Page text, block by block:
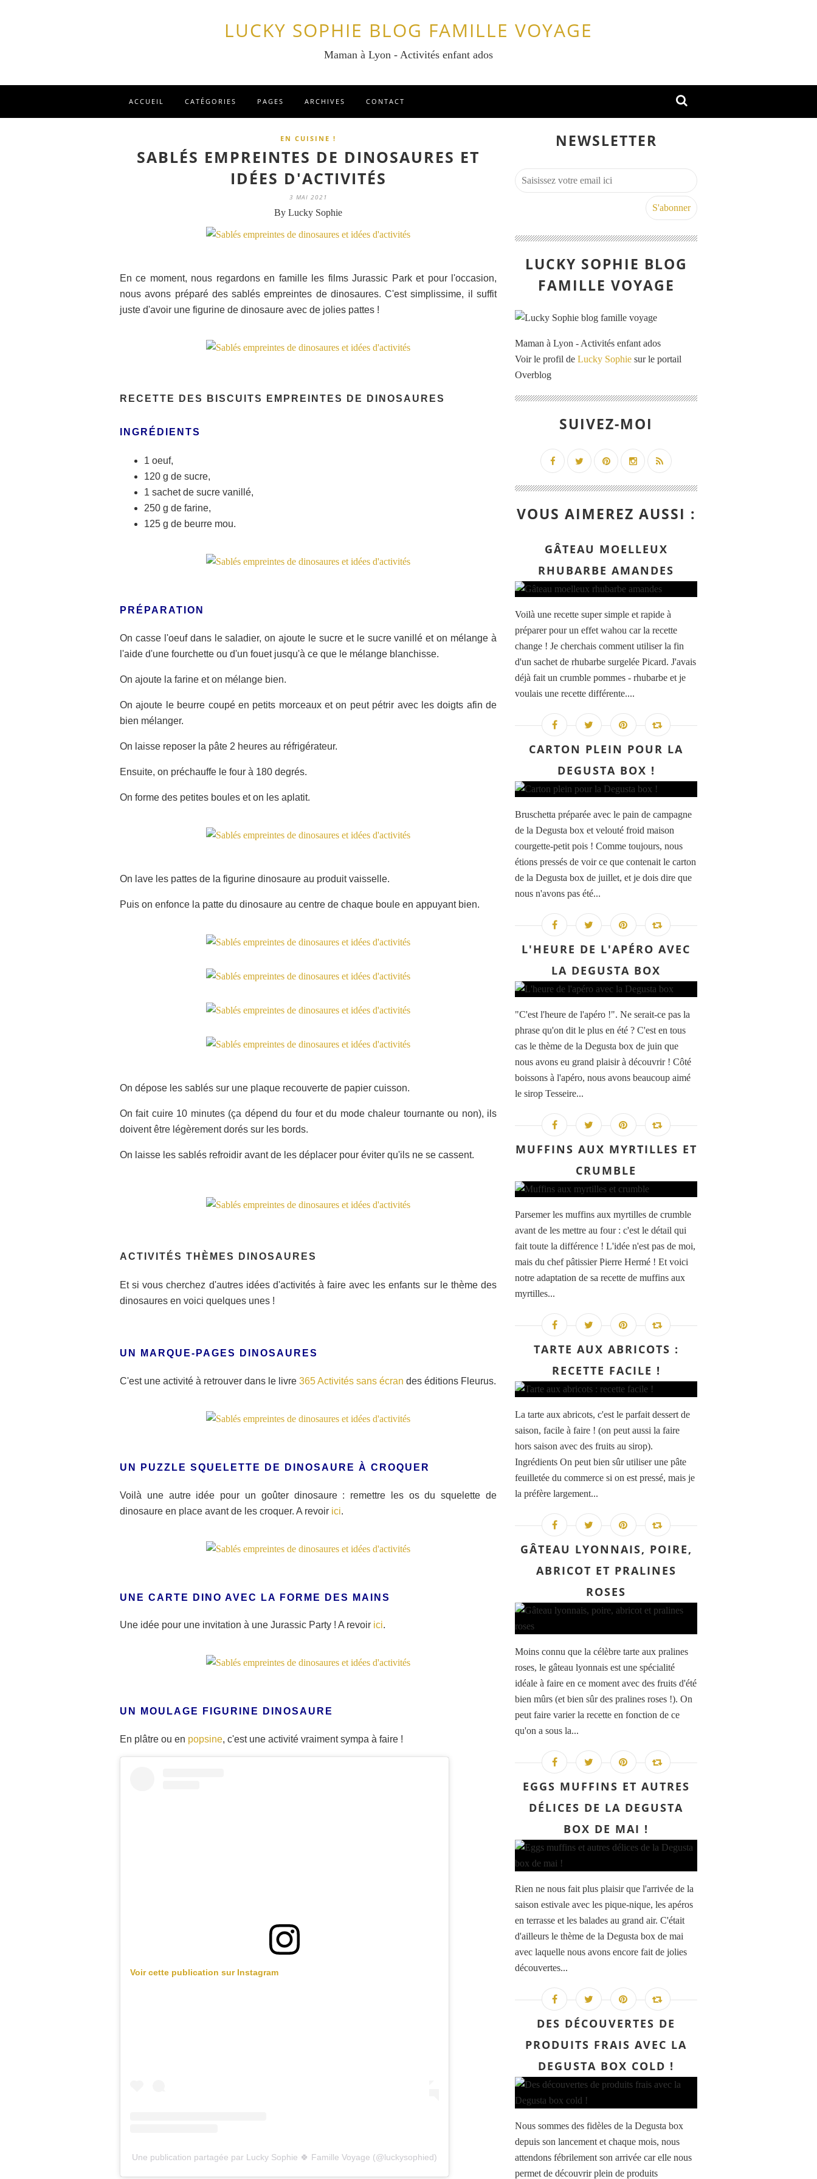
LUCKY SOPHIE BLOG FAMILLE VOYAGE
Maman à Lyon - Activités enfant ados
ACCUEIL CATÉGORIES PAGES ARCHIVES CONTACT
EN CUISINE !
SABLÉS EMPREINTES DE DINOSAURES ET
IDÉES D'ACTIVITÉS
3 MAI 2021
By Lucky Sophie
En ce moment, nous regardons en famille les films Jurassic Park et pour l'occasion,
nous avons préparé des sablés empreintes de dinosaures. C'est simplissime, il suffit
juste d'avoir une figurine de dinosaure avec de jolies pattes !
RECETTE DES BISCUITS EMPREINTES DE DINOSAURES
INGRÉDIENTS
1 oeuf,
120 g de sucre,
1 sachet de sucre vanillé,
250 g de farine,
125 g de beurre mou.
PRÉPARATION
On casse l'oeuf dans le saladier, on ajoute le sucre et le sucre vanillé et on mélange à
l'aide d'une fourchette ou d'un fouet jusqu'à ce que le mélange blanchisse.
On ajoute la farine et on mélange bien.
On ajoute le beurre coupé en petits morceaux et on peut pétrir avec les doigts afin de
bien mélanger.
On laisse reposer la pâte 2 heures au réfrigérateur.
Ensuite, on préchauffe le four à 180 degrés.
On forme des petites boules et on les aplatit.
On lave les pattes de la figurine dinosaure au produit vaisselle.
Puis on enfonce la patte du dinosaure au centre de chaque boule en appuyant bien.
On dépose les sablés sur une plaque recouverte de papier cuisson.
On fait cuire 10 minutes (ça dépend du four et du mode chaleur tournante ou non), ils
doivent être légèrement dorés sur les bords.
On laisse les sablés refroidir avant de les déplacer pour éviter qu'ils ne se cassent.
ACTIVITÉS THÈMES DINOSAURES
Et si vous cherchez d'autres idées d'activités à faire avec les enfants sur le thème des
dinosaures en voici quelques unes !
UN MARQUE-PAGES DINOSAURES
C'est une activité à retrouver dans le livre 365 Activités sans écran des éditions Fleurus.
UN PUZZLE SQUELETTE DE DINOSAURE À CROQUER
Voilà une autre idée pour un goûter dinosaure : remettre les os du squelette de
dinosaure en place avant de les croquer. A revoir ici.
UNE CARTE DINO AVEC LA FORME DES MAINS
Une idée pour une invitation à une Jurassic Party ! A revoir ici.
UN MOULAGE FIGURINE DINOSAURE
En plâtre ou en popsine, c'est une activité vraiment sympa à faire !
Voir cette publication sur Instagram
Une publication partagée par Lucky Sophie 🍀 Famille Voyage (@luckysophied)
NEWSLETTER
LUCKY SOPHIE BLOG
FAMILLE VOYAGE
Maman à Lyon - Activités enfant ados
Voir le profil de Lucky Sophie sur le portail
Overblog
SUIVEZ-MOI
VOUS AIMEREZ AUSSI :
GÂTEAU MOELLEUX
RHUBARBE AMANDES
Voilà une recette super simple et rapide à
préparer pour un effet wahou car la recette
change ! Je cherchais comment utiliser la fin
d'un sachet de rhubarbe surgelée Picard. J'avais
déjà fait un crumble pommes - rhubarbe et je
voulais une recette différente....
CARTON PLEIN POUR LA
DEGUSTA BOX !
Bruschetta préparée avec le pain de campagne
de la Degusta box et velouté froid maison
courgette-petit pois ! Comme toujours, nous
étions pressés de voir ce que contenait le carton
de la Degusta box de juillet, et je dois dire que
nous n'avons pas été...
L'HEURE DE L'APÉRO AVEC
LA DEGUSTA BOX
"C'est l'heure de l'apéro !". Ne serait-ce pas la
phrase qu'on dit le plus en été ? C'est en tous
cas le thème de la Degusta box de juin que
nous avons eu grand plaisir à découvrir ! Côté
boissons à l'apéro, nous avons beaucoup aimé
le sirop Tesseire...
MUFFINS AUX MYRTILLES ET
CRUMBLE
Parsemer les muffins aux myrtilles de crumble
avant de les mettre au four : c'est le détail qui
fait toute la différence ! L'idée n'est pas de moi,
mais du chef pâtissier Pierre Hermé ! Et voici
notre adaptation de sa recette de muffins aux
myrtilles...
TARTE AUX ABRICOTS :
RECETTE FACILE !
La tarte aux abricots, c'est le parfait dessert de
saison, facile à faire ! (on peut aussi la faire
hors saison avec des fruits au sirop).
Ingrédients On peut bien sûr utiliser une pâte
feuilletée du commerce si on est pressé, mais je
la préfère largement...
GÂTEAU LYONNAIS, POIRE,
ABRICOT ET PRALINES
ROSES
Moins connu que la célèbre tarte aux pralines
roses, le gâteau lyonnais est une spécialité
idéale à faire en ce moment avec des fruits d'été
bien mûrs (et bien sûr des pralines roses !). On
peut faire varier la recette en fonction de ce
qu'on a sous la...
EGGS MUFFINS ET AUTRES
DÉLICES DE LA DEGUSTA
BOX DE MAI !
Rien ne nous fait plus plaisir que l'arrivée de la
saison estivale avec les pique-nique, les apéros
en terrasse et les balades au grand air. C'était
d'ailleurs le thème de la Degusta box de mai
avec laquelle nous avons encore fait de jolies
découvertes...
DES DÉCOUVERTES DE
PRODUITS FRAIS AVEC LA
DEGUSTA BOX COLD !
Nous sommes des fidèles de la Degusta box
depuis son lancement et chaque mois, nous
attendons fébrilement son arrivée car elle nous
permet de découvrir plein de produits